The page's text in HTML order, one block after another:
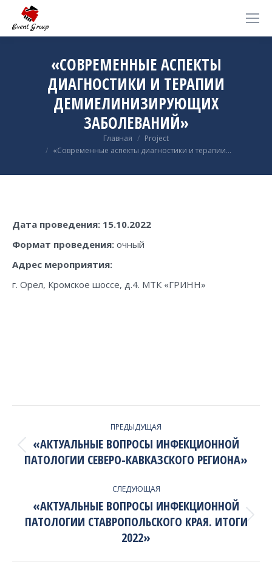
«СОВРЕМЕННЫЕ АСПЕКТЫ
ДИАГНОСТИКИ И ТЕРАПИИ
ДЕМИЕЛИНИЗИРУЮЩИХ
ЗАБОЛЕВАНИЙ»
Главная
Project
«Современные аспекты диагностики и терапии…
Дата проведения: 15.10.2022
Формат проведения: очный
Адрес мероприятия:
г. Орел, Кромское шоссе, д.4. МТК «ГРИНН»
NAVIGATION
ПРЕДЫДУЩАЯ
Previous
project:
«АКТУАЛЬНЫЕ ВОПРОСЫ ИНФЕКЦИОННОЙ
ПАТОЛОГИИ СЕВЕРО-КАВКАЗСКОГО РЕГИОНА»
СЛЕДУЮЩАЯ
Next
project:
«АКТУАЛЬНЫЕ ВОПРОСЫ ИНФЕКЦИОННОЙ
ПАТОЛОГИИ СТАВРОПОЛЬСКОГО КРАЯ. ИТОГИ
2022»